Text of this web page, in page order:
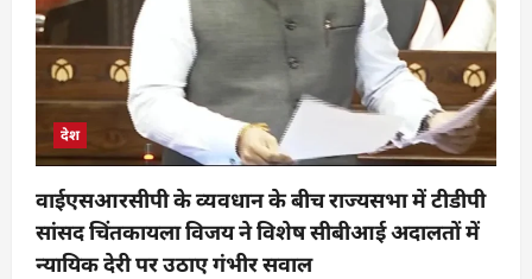
देश
वाईएसआरसीपी के व्यवधान के बीच राज्यसभा में टीडीपी
सांसद चिंतकायला विजय ने विशेष सीबीआई अदालतों में
न्यायिक देरी पर उठाए गंभीर सवाल